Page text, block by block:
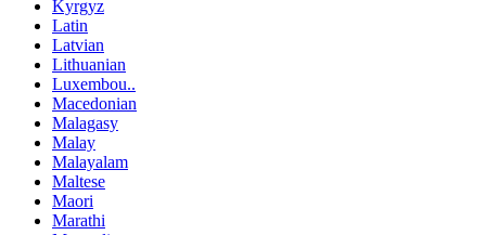
Kyrgyz
Latin
Latvian
Lithuanian
Luxembou..
Macedonian
Malagasy
Malay
Malayalam
Maltese
Maori
Marathi